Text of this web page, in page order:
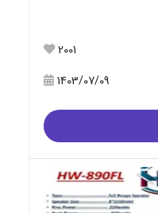
2001
1403/07/09